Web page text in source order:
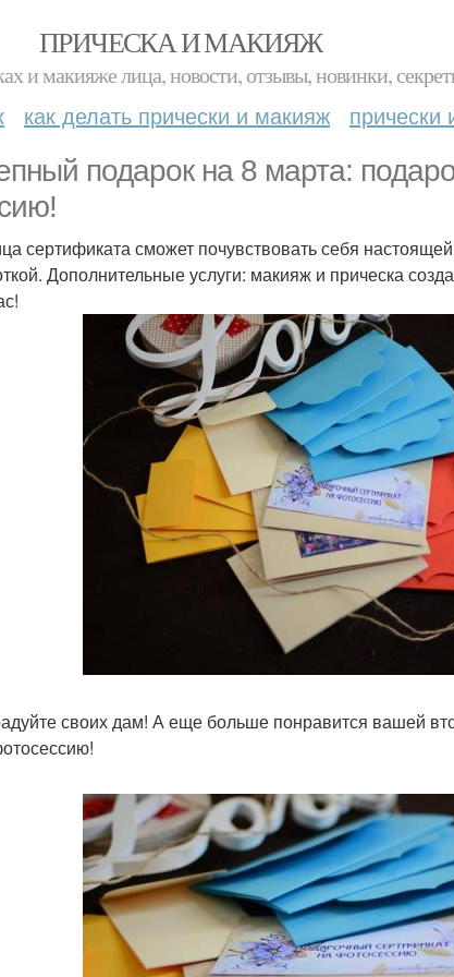
ПРИЧЕСКА И МАКИЯЖ
и макияже лица, новости, отзывы, новинки,
как делать прически и макияж
подарок на 8 марта:
сертификата сможет почувствовать себя
Дополнительные услуги: макияж и прическа
своих дам! А еще больше понравится вашей